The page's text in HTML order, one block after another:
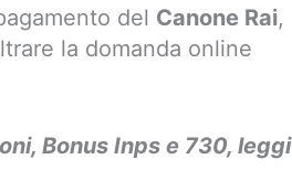
del Canone Rai,
la domanda online
Bonus Inps e 730, leggi